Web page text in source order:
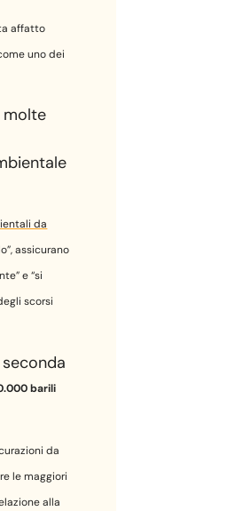
affatto
uno dei
molte
da
assicurano
e “si
scorsi
barili
da
le maggiori
alla